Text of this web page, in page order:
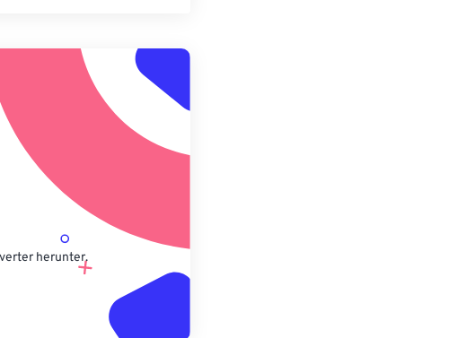
Vorgabe anwenden
Vorgabe speichern
herunter.